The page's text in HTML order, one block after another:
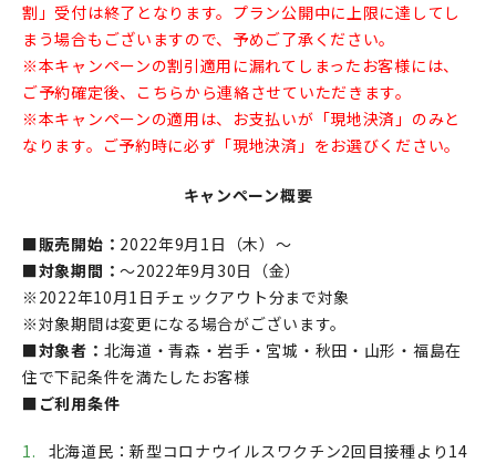
割」受付は終了となります。プラン公開中に上限に達してし
まう場合もございますので、予めご了承ください。
※本キャンペーンの割引適用に漏れてしまったお客様には、
ご予約確定後、こちらから連絡させていただきます。
※本キャンペーンの適用は、お支払いが「現地決済」のみと
なります。ご予約時に必ず「現地決済」をお選びください。
キャンペーン概要
■販売開始： 2022年9月1日（木）～
■対象期間：〜2022年9月30日（金）
※2022年10月1日チェックアウト分まで対象
※対象期間は変更になる場合がございます。
■対象者： 北海道・青森・岩手・宮城・秋田・山形・福島在
住で下記条件を満たしたお客様
■ご利用条件
北海道民：新型コロナウイルスワクチン2回目接種より14